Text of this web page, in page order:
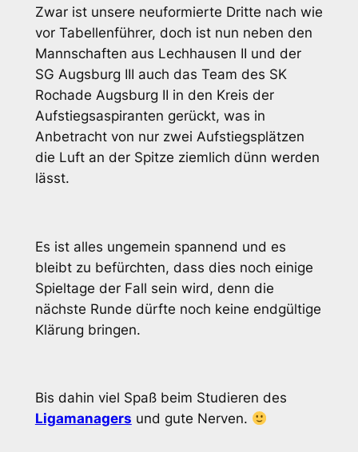
Zwar ist unsere neuformierte Dritte nach wie
vor Tabellenführer, doch ist nun neben den
Mannschaften aus Lechhausen II und der
SG Augsburg III auch das Team des SK
Rochade Augsburg II in den Kreis der
Aufstiegsaspiranten gerückt, was in
Anbetracht von nur zwei Aufstiegsplätzen
die Luft an der Spitze ziemlich dünn werden
lässt.
Es ist alles ungemein spannend und es
bleibt zu befürchten, dass dies noch einige
Spieltage der Fall sein wird, denn die
nächste Runde dürfte noch keine endgültige
Klärung bringen.
Bis dahin viel Spaß beim Studieren des
Ligamanagers und gute Nerven.